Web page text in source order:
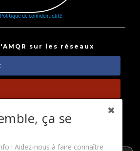
Politique de confidentialité
sur les réseaux
ça se
! Aidez-nous à faire connaître